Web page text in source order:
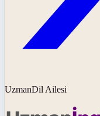
UzmanDil Ailesi